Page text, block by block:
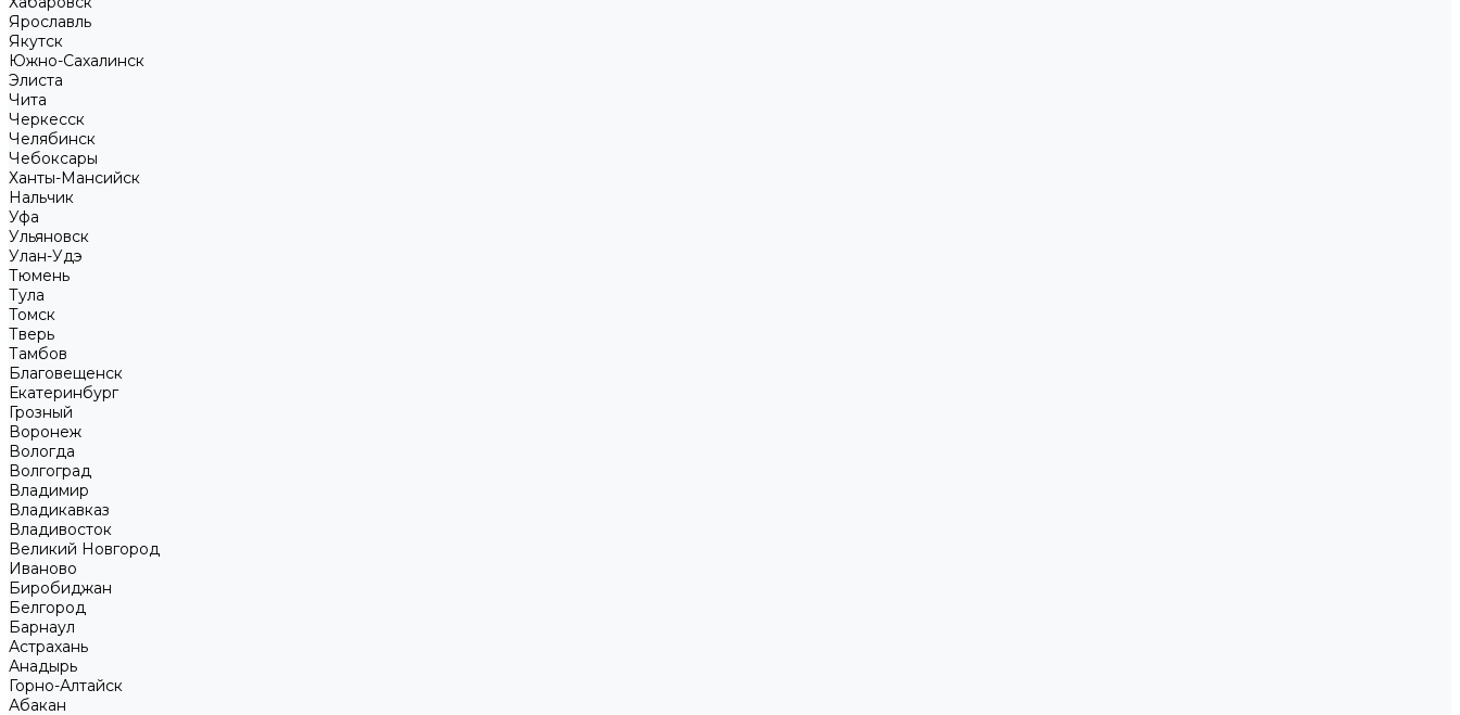
Ярославль
Якутск
Южно-Сахалинск
Элиста
Чита
Черкесск
Челябинск
Чебоксары
Ханты-Мансийск
Нальчик
Уфа
Ульяновск
Улан-Удэ
Тюмень
Тула
Томск
Тверь
Тамбов
Благовещенск
Екатеринбург
Грозный
Воронеж
Вологда
Волгоград
Владимир
Владикавказ
Владивосток
Великий Новгород
Иваново
Биробиджан
Белгород
Барнаул
Астрахань
Анадырь
Горно-Алтайск
Абакан